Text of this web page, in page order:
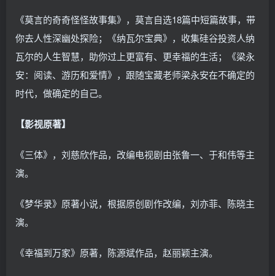
《莫言的奇奇怪怪故事集》，莫言自选18篇中短篇故事，带
你去人性深幽处探险；《纳瓦尔宝典》，收集硅谷投资人纳
瓦尔的人生智慧，助你过上更富有、更幸福的生活；《梁永
安：阅读、游历和爱情》，跟随宝藏老师梁永安在不确定的
时代，做确定的自己。
【影视原著】
《三体》，刘慈欣作品，改编电视剧由张鲁一、于和伟等主
演。
《梦华录》原著小说，根据原创剧作改编，刘亦菲、陈晓主
演。
《幸福到万家》原著，陈源斌作品，赵丽颖主演。